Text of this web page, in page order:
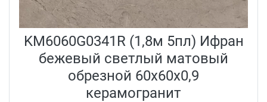
KM6060G0341R (1,8м 5пл) Ифран
бежевый светлый матовый
обрезной 60x60x0,9
керамогранит